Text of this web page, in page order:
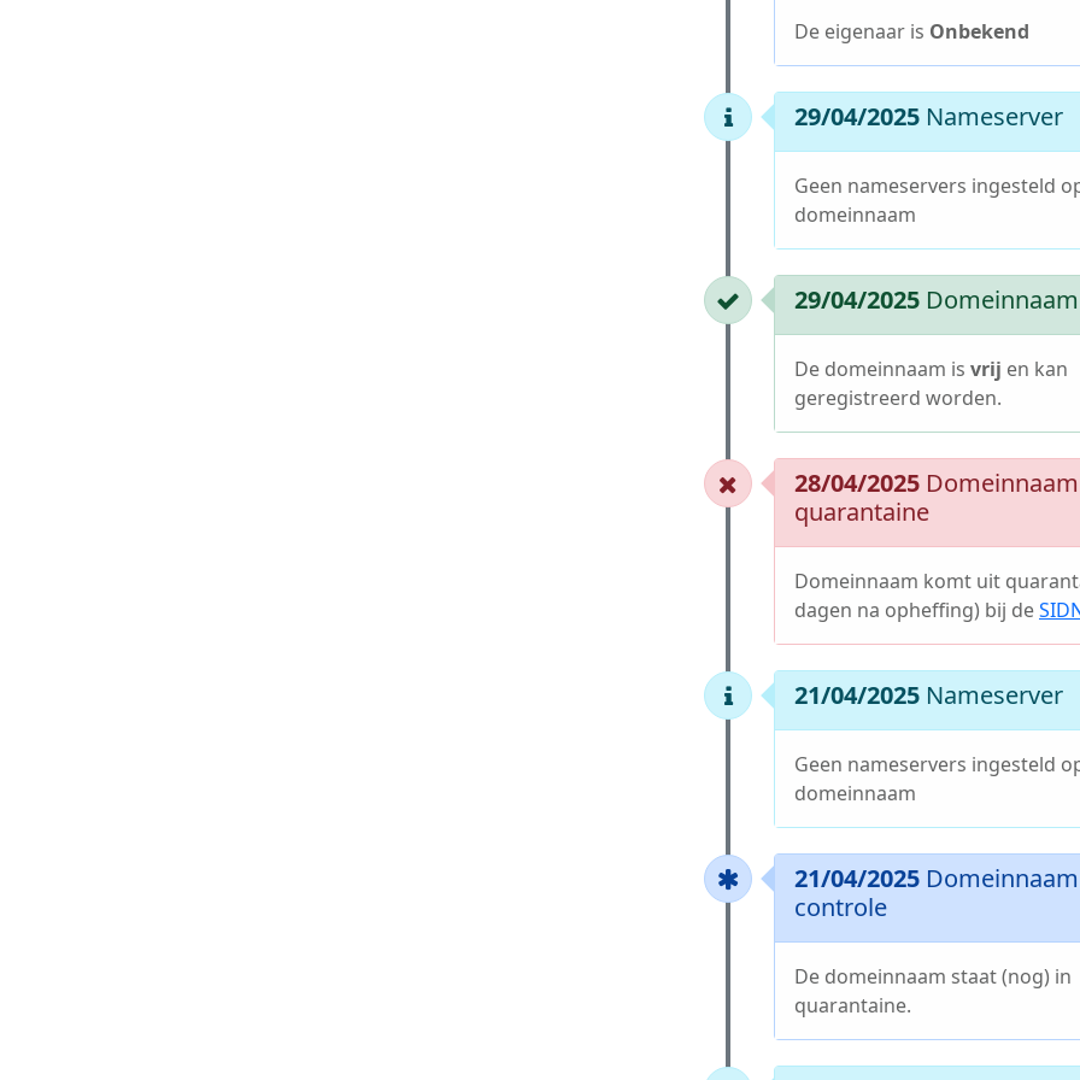
De eigenaar is Onbekend
29/04/2025 Nameserver
Geen nameservers ingesteld
domeinnaam
29/04/2025
De domeinnaam is vrij en kan
geregistreerd worden.
28/04/2025
quarantaine
Domeinnaam komt uit
dagen na opheffing) bij de
21/04/2025 Nameserver
Geen nameservers ingesteld
domeinnaam
21/04/2025
controle
De domeinnaam staat (nog) in
quarantaine.